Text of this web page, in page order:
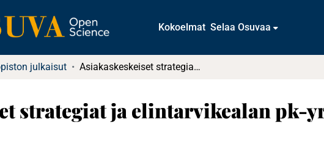
Kokoelmat Selaa Osuvaa
julkaisut Asiakaskeskeiset strategiat ja elintarvikealan pk-yritysten taloudellinen menestyminen
strategiat ja elintarvikealan pk-